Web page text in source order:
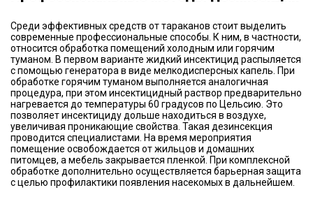
Среди эффективных средств от тараканов стоит выделить
современные профессиональные способы. К ним, в частности,
относится обработка помещений холодным или горячим
туманом. В первом варианте жидкий инсектицид распыляется
с помощью генератора в виде мелкодисперсных капель. При
обработке горячим туманом выполняется аналогичная
процедура, при этом инсектицидный раствор предварительно
нагревается до температуры 60 градусов по Цельсию. Это
позволяет инсектициду дольше находиться в воздухе,
увеличивая проникающие свойства. Такая дезинсекция
проводится специалистами. На время мероприятия
помещение освобождается от жильцов и домашних
питомцев, а мебель закрывается пленкой. При комплексной
обработке дополнительно осуществляется барьерная защита
с целью профилактики появления насекомых в дальнейшем.